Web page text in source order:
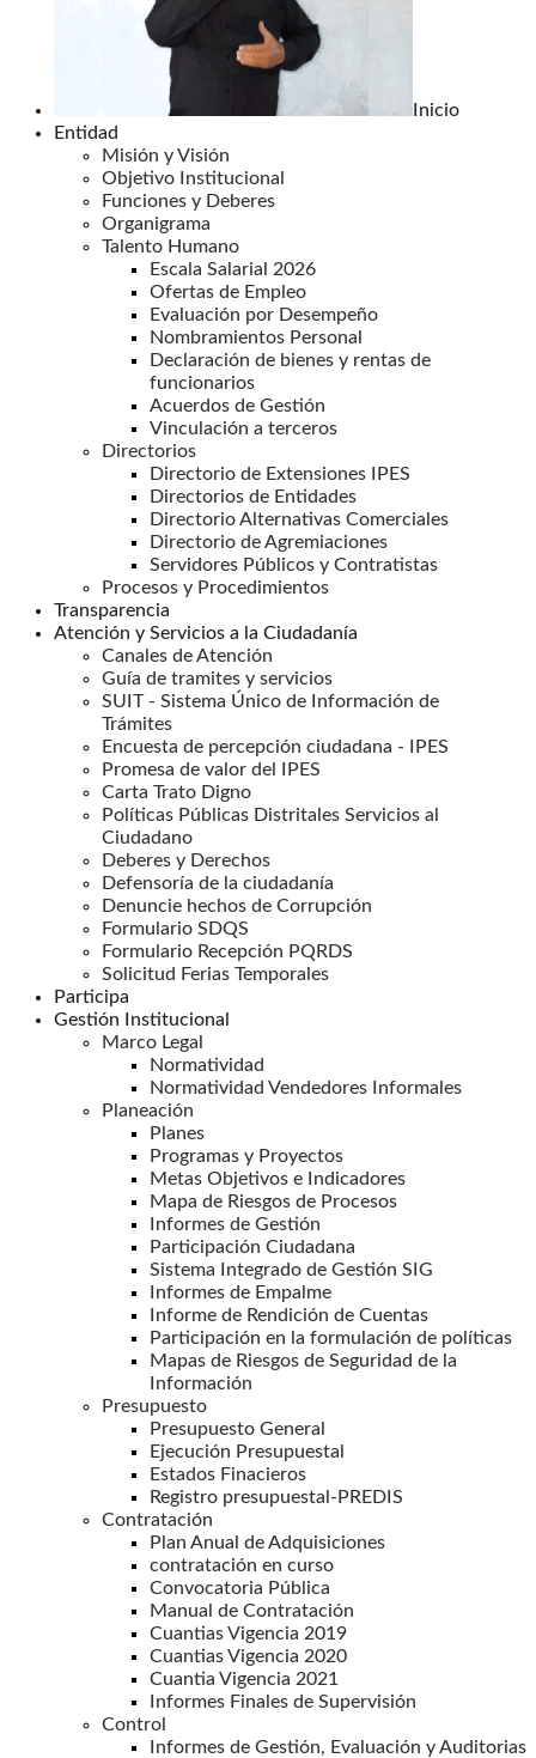
Inicio
Entidad
Misión y Visión
Objetivo Institucional
Funciones y Deberes
Organigrama
Talento Humano
Escala Salarial 2026
Ofertas de Empleo
Evaluación por Desempeño
Nombramientos Personal
Declaración de bienes y rentas de
funcionarios
Acuerdos de Gestión
Vinculación a terceros
Directorios
Directorio de Extensiones IPES
Directorios de Entidades
Directorio Alternativas Comerciales
Directorio de Agremiaciones
Servidores Públicos y Contratistas
Procesos y Procedimientos
Transparencia
Atención y Servicios a la Ciudadanía
Canales de Atención
Guía de tramites y servicios
SUIT - Sistema Único de Información de
Trámites
Encuesta de percepción ciudadana - IPES
Promesa de valor del IPES
Carta Trato Digno
Políticas Públicas Distritales Servicios al
Ciudadano
Deberes y Derechos
Defensoría de la ciudadanía
Denuncie hechos de Corrupción
Formulario SDQS
Formulario Recepción PQRDS
Solicitud Ferias Temporales
Participa
Gestión Institucional
Marco Legal
Normatividad
Normatividad Vendedores Informales
Planeación
Planes
Programas y Proyectos
Metas Objetivos e Indicadores
Mapa de Riesgos de Procesos
Informes de Gestión
Participación Ciudadana
Sistema Integrado de Gestión SIG
Informes de Empalme
Informe de Rendición de Cuentas
Participación en la formulación de políticas
Mapas de Riesgos de Seguridad de la
Información
Presupuesto
Presupuesto General
Ejecución Presupuestal
Estados Finacieros
Registro presupuestal-PREDIS
Contratación
Plan Anual de Adquisiciones
contratación en curso
Convocatoria Pública
Manual de Contratación
Cuantias Vigencia 2019
Cuantias Vigencia 2020
Cuantia Vigencia 2021
Informes Finales de Supervisión
Control
Informes de Gestión, Evaluación y Auditorias